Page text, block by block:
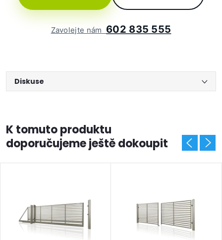
Zavolejte nám 602 835 555
Diskuse
K tomuto produktu
doporučujeme ještě dokoupit